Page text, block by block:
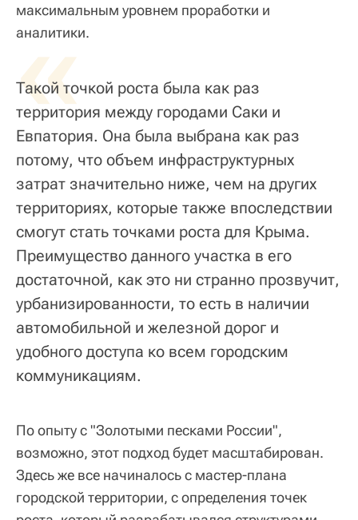
максимальным уровнем проработки и
аналитики.
«
Такой точкой роста была как раз
территория между городами Саки и
Евпатория. Она была выбрана как раз
потому, что объем инфраструктурных
затрат значительно ниже, чем на других
территориях, которые также впоследствии
смогут стать точками роста для Крыма.
Преимущество данного участка в его
достаточной, как это ни странно прозвучит,
урбанизированности, то есть в наличии
автомобильной и железной дорог и
удобного доступа ко всем городским
коммуникациям.
По опыту с "Золотыми песками России",
возможно, этот подход будет масштабирован.
Здесь же все начиналось с мастер-плана
городской территории, с определения точек